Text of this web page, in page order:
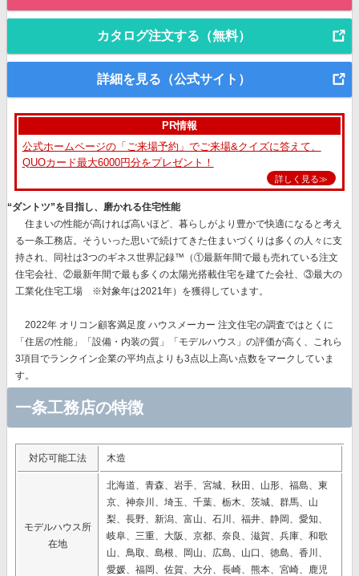
カタログ注文する（無料）
詳細を見る（公式サイト）
PR情報
公式ホームページの「ご来場予約」でご来場&クイズに答えて、
QUOカード最大6000円分をプレゼント！
詳しく見る≫
“ダントツ”を目指し、磨かれる住宅性能
住まいの性能が高ければ高いほど、暮らしがより豊かで快適になると考え
る一条工務店。そういった思いで続けてきた住まいづくりは多くの人々に支
持され、同社は3つのギネス世界記録™（①最新年間で最も売れている注文
住宅会社、②最新年間で最も多くの太陽光搭載住宅を建てた会社、③最大の
工業化住宅工場 ※対象年は2021年）を獲得しています。
2022年 オリコン顧客満足度 ハウスメーカー 注文住宅の調査ではとくに
「住居の性能」「設備・内装の質」「モデルハウス」 の評価が高く、これら
3項目でランクイン企業の平均点よりも3点以上高い点数をマークしていま
す。
一条工務店の特徴
対応可能工法 木造
モデルハウス所
在地
北海道、青森、岩手、宮城、秋田、山形、福島、東
京、神奈川、埼玉、千葉、栃木、茨城、群馬、山
梨、長野、新潟、富山、石川、福井、静岡、愛知、
岐阜、三重、大阪、京都、奈良、滋賀、兵庫、和歌
山、鳥取、島根、岡山、広島、山口、徳島、香川、
愛媛、福岡、佐賀、大分、長崎、熊本、宮崎、鹿児